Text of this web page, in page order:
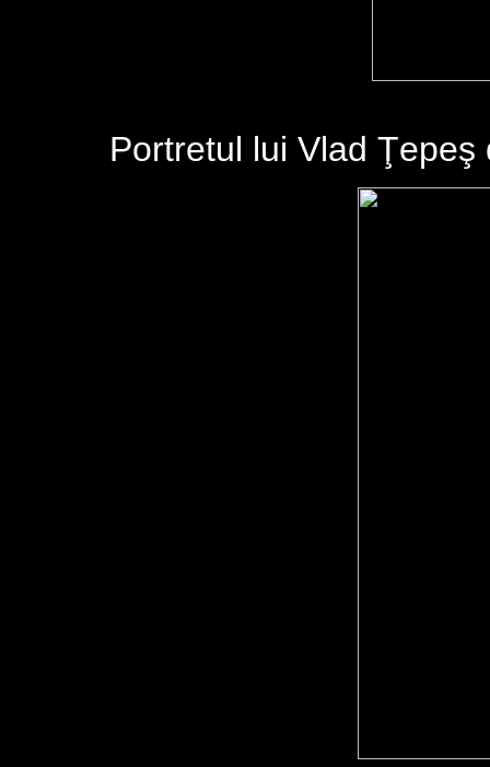
Portretul lui Vlad